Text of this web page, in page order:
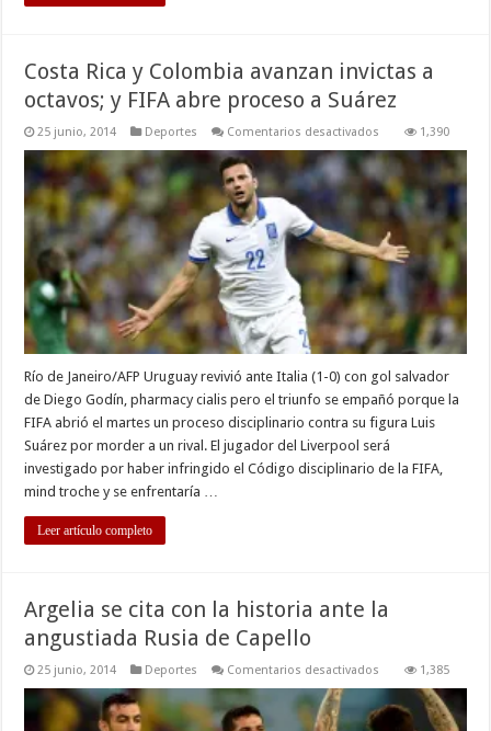
Costa Rica y Colombia avanzan invictas a
octavos; y FIFA abre proceso a Suárez
25 junio, 2014 Deportes Comentarios desactivados
Rica
Colombia
avanzan
invictas
octavos;
y
abre
proceso
Suárez
1,390
Río de Janeiro/AFP Uruguay revivió ante Italia (1-0) con gol salvador
de Diego Godín, pharmacy cialis pero el triunfo se empañó porque la
FIFA abrió el martes un proceso disciplinario contra su figura Luis
Suárez por morder a un rival. El jugador del Liverpool será
investigado por haber infringido el Código disciplinario de la FIFA,
mind troche y se enfrentaría …
Leer artículo completo
Argelia se cita con la historia ante la
angustiada Rusia de Capello
25 junio, 2014 Deportes Comentarios desactivados
cita
1,385